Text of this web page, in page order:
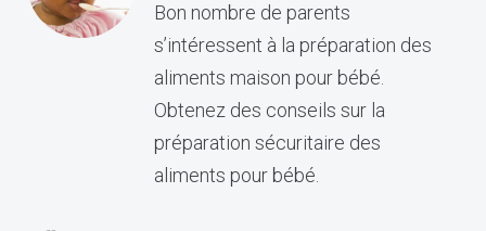
Bon nombre de parents
s’intéressent à la préparation des
aliments maison pour bébé.
Obtenez des conseils sur la
préparation sécuritaire des
aliments pour bébé.